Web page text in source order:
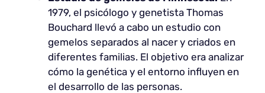
1979, el psicólogo y genetista Thomas
Bouchard llevó a cabo un estudio con
gemelos separados al nacer y criados en
diferentes familias. El objetivo era analizar
cómo la genética y el entorno influyen en
el desarrollo de las personas.